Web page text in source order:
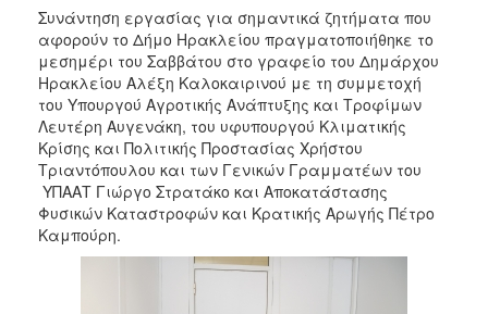
2017
2016
2015
2013
2012
2011
2010
Συνάντηση εργασίας για σημαντικά ζητήματα που
αφορούν το Δήμο Ηρακλείου πραγματοποιήθηκε το
μεσημέρι του Σαββάτου στο γραφείο του Δημάρχου
Ηρακλείου Αλέξη Καλοκαιρινού με τη συμμετοχή
του Υπουργού Αγροτικής Ανάπτυξης και Τροφίμων
Λευτέρη Αυγενάκη, του υφυπουργού Κλιματικής
Κρίσης και Πολιτικής Προστασίας Χρήστου
Τριαντόπουλου και των Γενικών Γραμματέων του
ΥΠΑΑΤ Γιώργο Στρατάκο και Αποκατάστασης
Φυσικών Καταστροφών και Κρατικής Αρωγής Πέτρο
Καμπούρη.